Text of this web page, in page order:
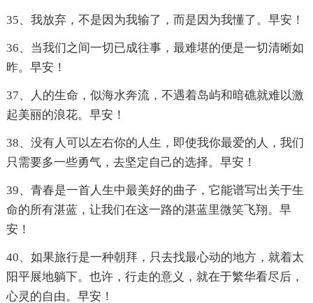
35、我放弃，不是因为我输了，而是因为我懂了。早安！
36、当我们之间一切已成往事，最难堪的便是一切清晰如
昨。早安！
37、人的生命，似海水奔流，不遇着岛屿和暗礁就难以激
起美丽的浪花。早安！
38、没有人可以左右你的人生，即使我你最爱的人，我们
只需要多一些勇气，去坚定自己的选择。早安！
39、青春是一首人生中最美好的曲子，它能谱写出关于生
命的所有湛蓝，让我们在这一路的湛蓝里微笑飞翔。早
安！
40、如果旅行是一种朝拜，只去找最心动的地方，就着太
阳平展地躺下。也许，行走的意义，就在于繁华看尽后，
心灵的自由。早安！